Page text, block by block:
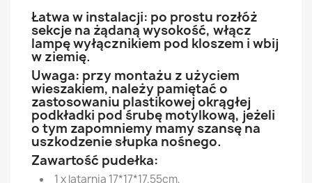
Łatwa w instalacji: po prostu rozłóż
sekcje na żądaną wysokość, włącz
lampę wyłącznikiem pod kloszem i wbij
w ziemię.
Uwaga: przy montażu z użyciem
wieszakiem, należy pamiętać o
zastosowaniu plastikowej okrągłej
podkładki pod śrubę motylkową, jeżeli
o tym zapomniemy mamy szansę na
uszkodzenie słupka nośnego.
Zawartość pudełka:
1 x latarnia 17*17*17,55cm,